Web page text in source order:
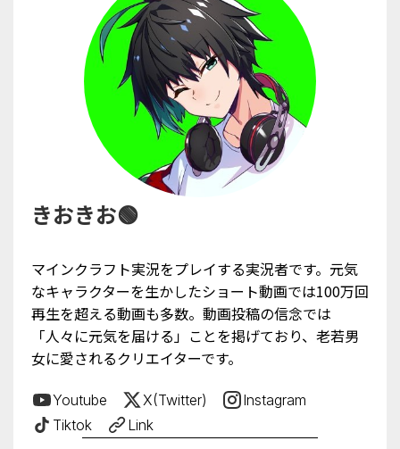
きおきお🟢
マインクラフト実況をプレイする実況者です。元気
なキャラクターを生かしたショート動画では100万回
再生を超える動画も多数。動画投稿の信念では
「人々に元気を届ける」ことを掲げており、老若男
女に愛されるクリエイターです。
Youtube X(Twitter)
Instagram
Tiktok
Link